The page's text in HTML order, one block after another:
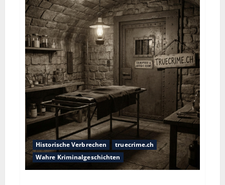
Historische Verbrechen
truecrime.ch
Wahre Kriminalgeschichten